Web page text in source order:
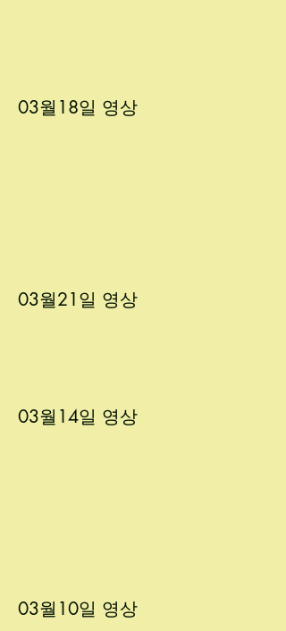
03월18일 영상
03월21일 영상
03월10일 영상
03월14일 영상